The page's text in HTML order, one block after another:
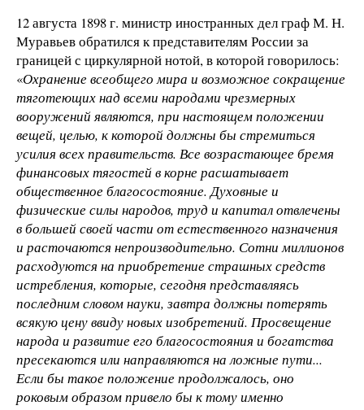
12 августа 1898 г. министр иностранных дел граф М. Н.
Муравьев обратился к представителям России за
границей с циркулярной нотой, в которой говорилось:
«Охранение всеобщего мира и возможное сокращение
тяготеющих над всеми народами чрезмерных
вооружений являются, при настоящем положении
вещей, целью, к которой должны бы стремиться
усилия всех правительств. Все возрастающее бремя
финансовых тягостей в корне расшатывает
общественное благосостояние. Духовные и
физические силы народов, труд и капитал отвлечены
в большей своей части от естественного назначения
и расточаются непроизводительно. Сотни миллионов
расходуются на приобретение страшных средств
истребления, которые, сегодня представляясь
последним словом науки, завтра должны потерять
всякую цену ввиду новых изобретений. Просвещение
народа и развитие его благосостояния и богатства
пресекаются или направляются на ложные пути...
Если бы такое положение продолжалось, оно
роковым образом привело бы к тому именно